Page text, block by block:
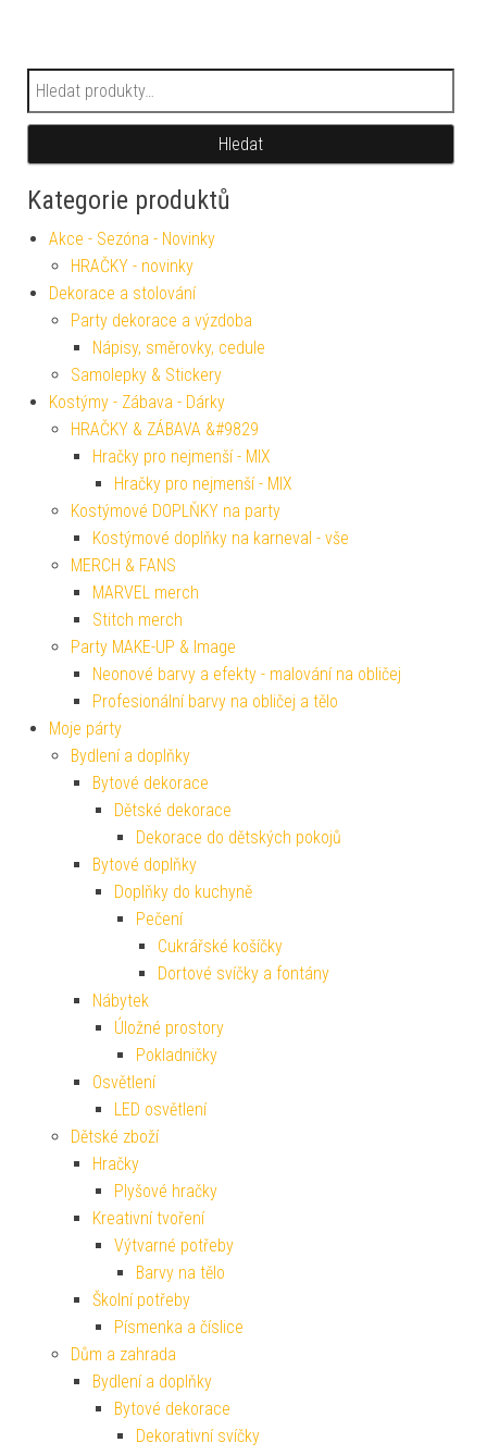
Hledat:
Hledat
Kategorie produktů
Akce - Sezóna - Novinky
HRAČKY - novinky
Dekorace a stolování
Party dekorace a výzdoba
Nápisy, směrovky, cedule
Samolepky & Stickery
Kostýmy - Zábava - Dárky
HRAČKY & ZÁBAVA &#9829
Hračky pro nejmenší - MIX
Hračky pro nejmenší - MIX
Kostýmové DOPLŇKY na party
Kostýmové doplňky na karneval - vše
MERCH & FANS
MARVEL merch
Stitch merch
Party MAKE-UP & Image
Neonové barvy a efekty - malování na obličej
Profesionální barvy na obličej a tělo
Moje párty
Bydlení a doplňky
Bytové dekorace
Dětské dekorace
Dekorace do dětských pokojů
Bytové doplňky
Doplňky do kuchyně
Pečení
Cukrářské košíčky
Dortové svíčky a fontány
Nábytek
Úložné prostory
Pokladničky
Osvětlení
LED osvětlení
Dětské zboží
Hračky
Plyšové hračky
Kreativní tvoření
Výtvarné potřeby
Barvy na tělo
Školní potřeby
Písmenka a číslice
Dům a zahrada
Bydlení a doplňky
Bytové dekorace
Dekorativní svíčky